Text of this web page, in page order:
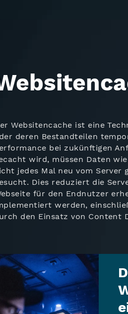
Websitencache ist eine
deren Bestandteilen
bei zukünftigen
wird, müssen Daten
jedes Mal neu vom Server
Dies reduziert die
für den Endnutzer
werden,
den Einsatz von Content